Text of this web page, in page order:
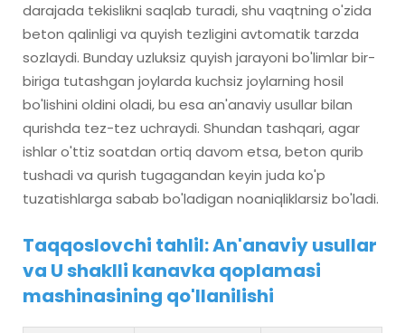
darajada tekislikni saqlab turadi, shu vaqtning o'zida
beton qalinligi va quyish tezligini avtomatik tarzda
sozlaydi. Bunday uzluksiz quyish jarayoni bo'limlar bir-
biriga tutashgan joylarda kuchsiz joylarning hosil
bo'lishini oldini oladi, bu esa an'anaviy usullar bilan
qurishda tez-tez uchraydi. Shundan tashqari, agar
ishlar o'ttiz soatdan ortiq davom etsa, beton qurib
tushadi va qurish tugagandan keyin juda ko'p
tuzatishlarga sabab bo'ladigan noaniqliklarsiz bo'ladi.
Taqqoslovchi tahlil: An'anaviy usullar
va U shaklli kanavka qoplamasi
mashinasining qo'llanilishi